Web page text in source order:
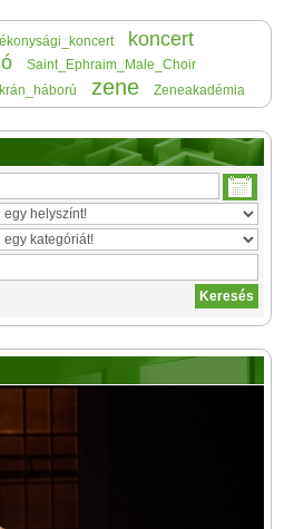
koncert
Saint_Ephraim_Male_Choir
zene Zeneakadémia